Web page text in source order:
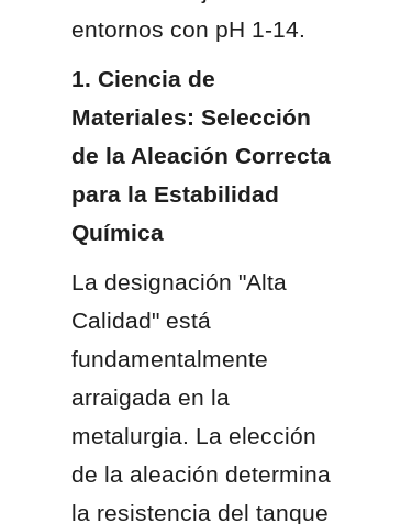
entornos con pH 1-14.
1. Ciencia de
Materiales: Selección
de la Aleación Correcta
para la Estabilidad
Química
La designación "Alta
Calidad" está
fundamentalmente
arraigada en la
metalurgia. La elección
de la aleación determina
la resistencia del tanque